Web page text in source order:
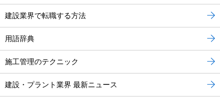
建設業界で転職する方法
用語辞典
施工管理のテクニック
建設・プラント業界 最新ニュース